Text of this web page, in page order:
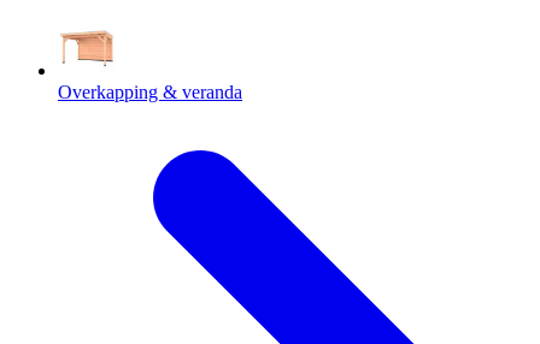
Overkapping & veranda